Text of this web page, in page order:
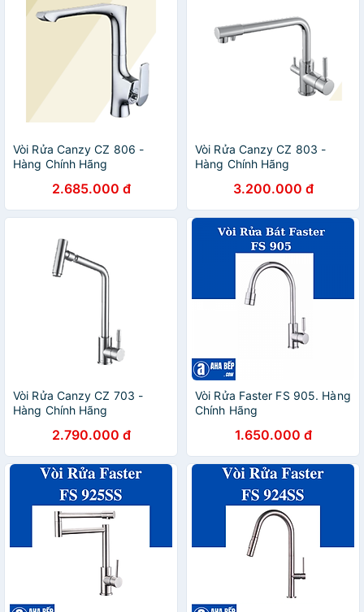
Vòi Rửa Canzy CZ 806 -
Hàng Chính Hãng
2.685.000 đ
Vòi Rửa Canzy CZ 803 -
Hàng Chính Hãng
3.200.000 đ
Vòi Rửa Canzy CZ 703 -
Hàng Chính Hãng
2.790.000 đ
Vòi Rửa Faster FS 905. Hàng
Chính Hãng
1.650.000 đ